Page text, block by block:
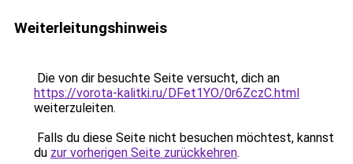
Weiterleitungshinweis
Die von dir besuchte Seite versucht, dich an
https://vorota-kalitki.ru/DFet1YO/0r6ZczC.html
weiterzuleiten.
Falls du diese Seite nicht besuchen möchtest, kannst
du zur vorherigen Seite zurückkehren.